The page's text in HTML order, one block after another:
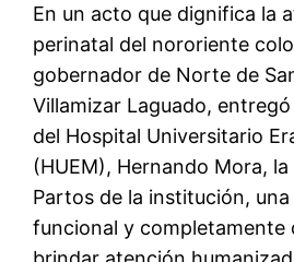
En un acto que dignifica la
perinatal del nororiente
gobernador de Norte de
Villamizar Laguado,
del Hospital Universitario
(HUEM), Hernando Mora, la
Partos de la institución,
funcional y completamente